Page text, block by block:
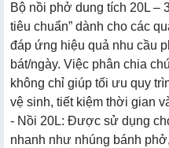
Bộ nồi phở dung tích 20L –
tiêu chuẩn” dành cho các
đáp ứng hiệu quả nhu cầu
bát/ngày. Việc phân chia
không chỉ giúp tối ưu quy
vệ sinh, tiết kiệm thời gian
- Nồi 20L: Được sử dụng
nhanh như nhúng bánh